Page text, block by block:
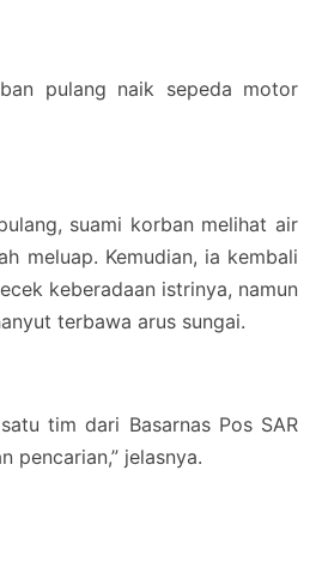
pulang naik sepeda motor
suami korban melihat air
meluap. Kemudian, ia kembali
keberadaan istrinya, namun
terbawa arus sungai.
tim dari Basarnas Pos SAR
pencarian,” jelasnya.